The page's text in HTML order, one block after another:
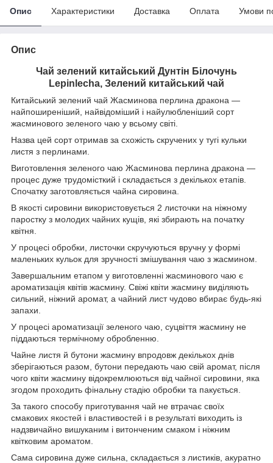
Опис Характеристики Доставка Оплата Умови
Опис
Чай зелений китайський Дунтін Білочунь
Lepinlecha, Зелений китайський чай
Китайський зелений чай Жасминова перлина дракона —
найпоширеніший, найвідоміший і найулюбленіший сорт
жасминового зеленого чаю у всьому світі.
Назва цей сорт отримав за схожість скручених у тугі кульки
листя з перлинами.
Виготовлення зеленого чаю Жасминова перлина дракона —
процес дуже трудомісткий і складається з декількох етапів.
Спочатку заготовляється чайна сировина.
В якості сировини використовується 2 листочки на ніжному
паростку з молодих чайних кущів, які збирають на початку
квітня.
У прoцесі обробки, листочки скручуються вручну у формі
маленьких кульок для зручності змішування чаю з жасмином.
Завершальним етапом у виготовленні жасминового чаю є
ароматизація квітів жасмину. Свіжі квіти жасмину виділяють
сильний, ніжний аромат, а чайний лист чудово вбирає будь-які
запахи.
У процесі ароматизації зеленого чаю, суцвіття жасмину не
піддаються термічному обробленню.
Чайне листя й бутони жасмину впродовж декількох днів
зберігаються разом, бутони передають чаю свій аромат, після
чого квіти жасмину відокремлюються від чайної сировини, яка
згодом проходить фінальну стадію обробки та пакується.
За такого способу приготування чай не втрачає своїх
смакових якостей і властивостей і в результаті виходить із
надзвичайно вишуканим і витонченим смаком і ніжним
квітковим ароматом.
Сама сировина дуже сильна, складається з листиків, акуратно